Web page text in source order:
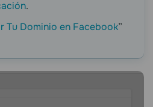
.
Tu Dominio en Facebook”